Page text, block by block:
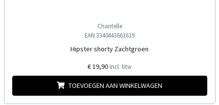
Chantelle
EAN 3340443661619
Hipster shorty Zachtgroen
€ 19,90 Incl. btw
TOEVOEGEN AAN WINKELWAGEN